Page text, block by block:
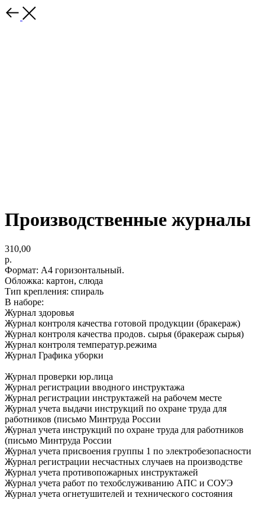
Производственные журналы
310,00
р.
Формат: А4 горизонтальный.
Обложка: картон, слюда
Тип крепления: спираль
В наборе:
Журнал здоровья
Журнал контроля качества готовой продукции (бракераж)
Журнал контроля качества продов. сырья (бракераж сырья)
Журнал контроля температур.режима
Журнал Графика уборки
Журнал проверки юр.лица
Журнал регистрации вводного инструктажа
Журнал регистрации инструктажей на рабочем месте
Журнал учета выдачи инструкций по охране труда для
работников (письмо Минтруда России
Журнал учета инструкций по охране труда для работников
(письмо Минтруда России
Журнал учета присвоения группы 1 по электробезопасности
Журнал регистрации несчастных случаев на производстве
Журнал учета противопожарных инструктажей
Журнал учета работ по техобслуживанию АПС и СОУЭ
Журнал учета огнетушителей и технического состояния